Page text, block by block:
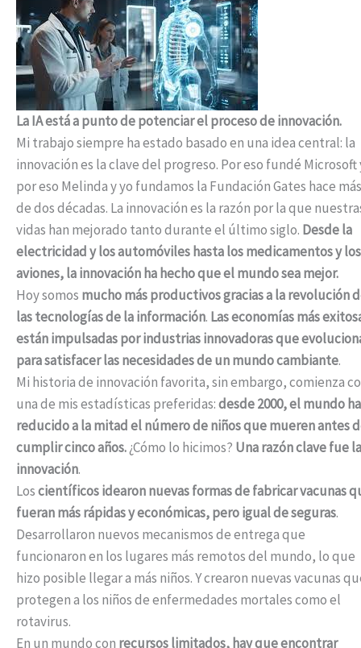
La IA está a punto de potenciar el proceso de innovación.
Mi trabajo siempre ha estado basado en una idea central: la
innovación es la clave del progreso. Por eso fundé Microsoft
por eso Melinda y yo fundamos la Fundación Gates hace más
de dos décadas. La innovación es la razón por la que
vidas han mejorado tanto durante el último siglo. Desde la
electricidad y los automóviles hasta los medicamentos y los
aviones, la innovación ha hecho que el mundo sea mejor.
Hoy somos mucho más productivos gracias a la revolución
las tecnologías de la información. Las economías más
están impulsadas por industrias innovadoras que
para satisfacer las necesidades de un mundo cambiante.
Mi historia de innovación favorita, sin embargo, comienza
una de mis estadísticas preferidas:desde 2000, el mundo ha
reducido a la mitad el número de niños que mueren antes
cumplir cinco años.¿Cómo lo hicimos? Una razón clave fue la
innovación.
Loscientíficos idearon nuevas formas de fabricar vacunas
fueran más rápidas y económicas, pero igual de seguras.
Desarrollaron nuevos mecanismos de entrega que
funcionaron en los lugares más remotos del mundo, lo que
hizo posible llegar a más niños. Y crearon nuevas vacunas
protegen a los niños de enfermedades mortales como el
rotavirus.
En un mundo con recursos limitados, hay que encontrar